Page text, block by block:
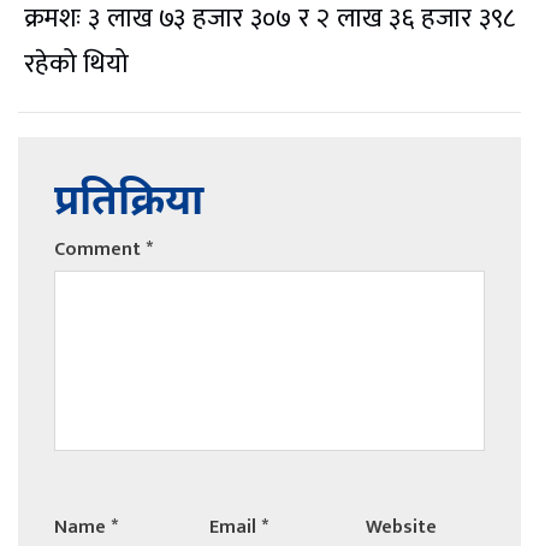
क्रमशः ३ लाख ७३ हजार ३०७ र २ लाख ३६ हजार ३९८
रहेको थियो
प्रतिक्रिया
Comment*
Name* Email* Website